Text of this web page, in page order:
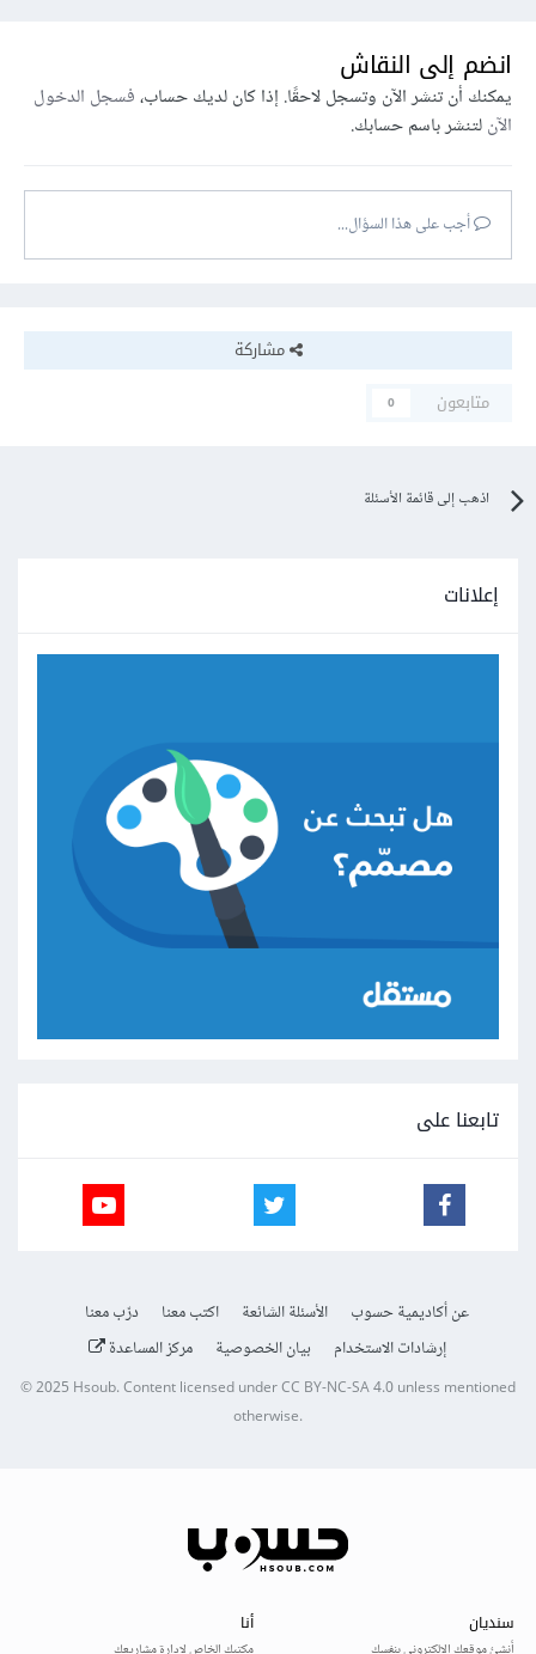
انضم إلى النقاش
يمكنك أن تنشر الآن وتسجل لاحقًا. إذا كان لديك حساب،فسجل الدخول
الآنلتنشر باسم حسابك.
أجب على هذا السؤال...
مشاركة
متابعون
0
اذهب إلى قائمة الأسئلة
إعلانات
تابعنا على
عن أكاديمية حسوب الأسئلة الشائعة اكتب معنا
درّب معنا
إرشادات الاستخدام
بيان الخصوصية مركز المساعدة
© 2025Hsoub.Content licensed underCC BY-NC-SA 4.0unless mentioned
otherwise.